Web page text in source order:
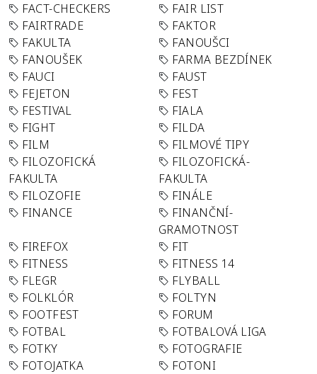
FACT-CHECKERS
FAIR LIST
FAIRTRADE
FAKTOR
FAKULTA
FANOUŠCI
FANOUŠEK
FARMA BEZDÍNEK
FAUCI
FAUST
FEJETON
FEST
FESTIVAL
FIALA
FIGHT
FILDA
FILM
FILMOVÉ TIPY
FILOZOFICKÁ
FAKULTA
FILOZOFICKÁ-
FAKULTA
FILOZOFIE
FINÁLE
FINANCE
FINANČNÍ-
GRAMOTNOST
FIREFOX
FIT
FITNESS
FITNESS 14
FLEGR
FLYBALL
FOLKLÓR
FOLTYN
FOOTFEST
FORUM
FOTBAL
FOTBALOVÁ LIGA
FOTKY
FOTOGRAFIE
FOTOJATKA
FOTONI